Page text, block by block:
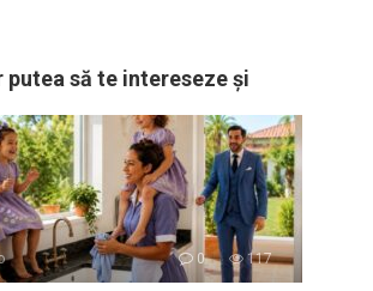
putea să te intereseze și
0 117